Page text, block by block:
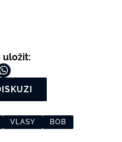
uložit:
VLASY BOB